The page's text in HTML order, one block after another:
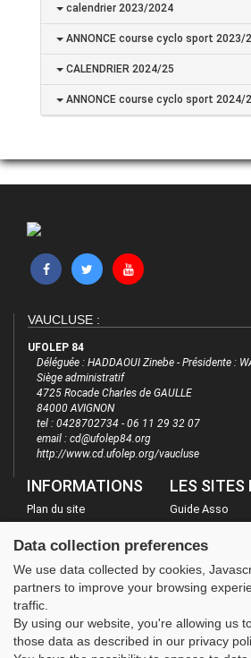
calendrier 2023/2024
ANNONCE course cyclo sport 2023/
CALENDRIER 2024/25
ANNONCE course cyclo sport 2024/
VAUCLUSE :
UFOLEP 84
Déléguée : HADDAOUI Zinebe - Présidente :
Siège administratif
4725 Rocade Charles de GAULLE
84000 AVIGNON
tel : 0428702734 - 06 11 29 32 07
email : cd@ufolep84.org
http://www.cd.ufolep.org/vaucluse
INFORMATIONS
Plan du site
Mentions légales
Administration
LES SITES
Guide Asso
Inscriptions
Data collection preferences
We use data collected by cookies,
partners to improve your browsing
traffic.
By using our website, you're allowing us
those data as described in our privacy